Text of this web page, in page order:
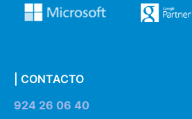
| CONTACTO
924 26 06 40